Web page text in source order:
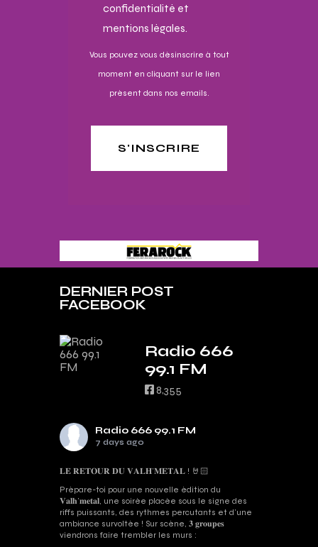
confidentialité et
mentions légales.
Vous pouvez vous désinscrire à tout
moment en cliquant sur le lien
présent dans nos emails.
S'INSCRIRE
DERNIER POST
FACEBOOK
Radio 666
99.1 FM
8,355
Radio 666 99.1 FM
7 days ago
𝐋𝐄 𝐑𝐄𝐓𝐎𝐔𝐑 𝐃𝐔 𝐕𝐀𝐋𝐇’𝐌𝐄𝐓𝐀𝐋 ! 🤘🏻
Prépare-toi pour une nouvelle édition du
𝐕𝐚𝐥𝐡’𝐦𝐞𝐭𝐚𝐥, une soirée placée sous le signe des
riffs puissants, des rythmes percutants et d'une
ambiance survoltée ! Sur scène, 𝟑 𝐠𝐫𝐨𝐮𝐩𝐞𝐬
viendrons faire trembler les murs :